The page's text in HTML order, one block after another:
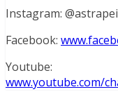
Instagram:
Facebook:
Youtube:
www.youtube.com/